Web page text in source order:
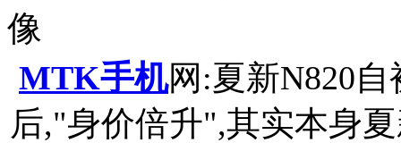
像
MTK手机网:夏新N820
后,"身价倍升",其实本身